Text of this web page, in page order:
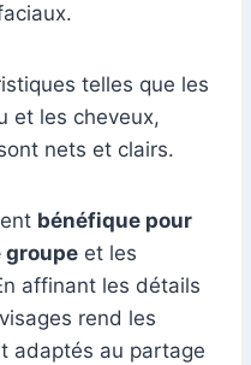
telles que les
et les cheveux,
nets et clairs.
bénéfique pour
groupe et les
affinant les détails
rend les
adaptés au partage